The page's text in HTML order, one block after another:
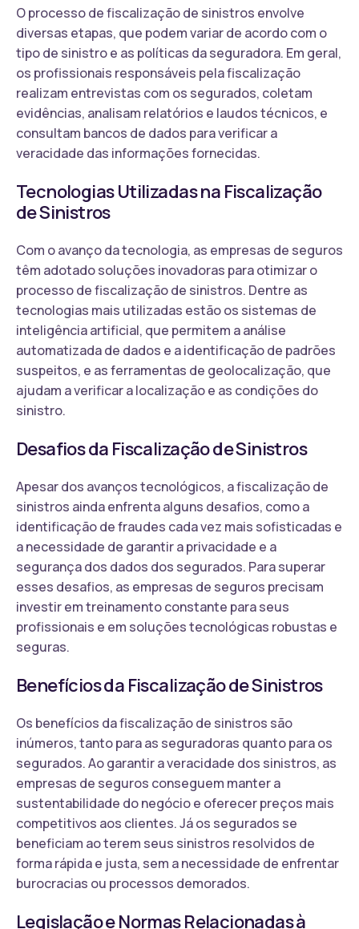
O processo de fiscalização de sinistros envolve
diversas etapas, que podem variar de acordo com o
tipo de sinistro e as políticas da seguradora. Em geral,
os profissionais responsáveis pela fiscalização
realizam entrevistas com os segurados, coletam
evidências, analisam relatórios e laudos técnicos, e
consultam bancos de dados para verificar a
veracidade das informações fornecidas.
Tecnologias Utilizadas na Fiscalização
de Sinistros
Com o avanço da tecnologia, as empresas de seguros
têm adotado soluções inovadoras para otimizar o
processo de fiscalização de sinistros. Dentre as
tecnologias mais utilizadas estão os sistemas de
inteligência artificial, que permitem a análise
automatizada de dados e a identificação de padrões
suspeitos, e as ferramentas de geolocalização, que
ajudam a verificar a localização e as condições do
sinistro.
Desafios da Fiscalização de Sinistros
Apesar dos avanços tecnológicos, a fiscalização de
sinistros ainda enfrenta alguns desafios, como a
identificação de fraudes cada vez mais sofisticadas e
a necessidade de garantir a privacidade e a
segurança dos dados dos segurados. Para superar
esses desafios, as empresas de seguros precisam
investir em treinamento constante para seus
profissionais e em soluções tecnológicas robustas e
seguras.
Benefícios da Fiscalização de Sinistros
Os benefícios da fiscalização de sinistros são
inúmeros, tanto para as seguradoras quanto para os
segurados. Ao garantir a veracidade dos sinistros, as
empresas de seguros conseguem manter a
sustentabilidade do negócio e oferecer preços mais
competitivos aos clientes. Já os segurados se
beneficiam ao terem seus sinistros resolvidos de
forma rápida e justa, sem a necessidade de enfrentar
burocracias ou processos demorados.
Legislação e Normas Relacionadas à